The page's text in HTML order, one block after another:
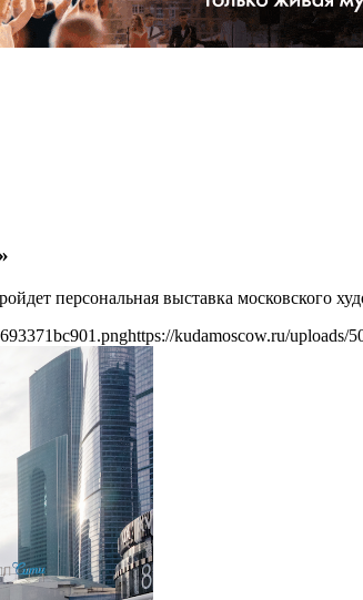
персональная выставка московского
https://kudamoscow.ru/uploads/